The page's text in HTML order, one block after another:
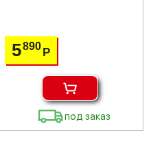
5890 Р
под заказ